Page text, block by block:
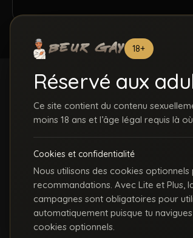
18+
Réservé aux
Ce site contient du contenu
moins 18 ans et l’âge légal requis là
Cookies et confidentialité
Nous utilisons des cookies
recommandations. Avec Lite et Plus,
campagnes sont obligatoires pour
automatiquement puisque tu
cookies optionnels.
La première communauté en ligne